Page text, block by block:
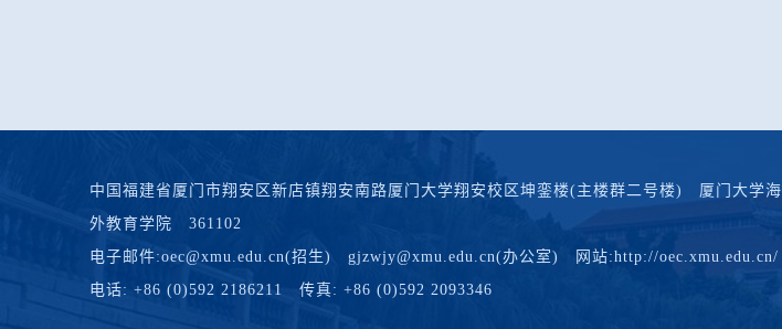
中国福建省厦门市翔安区新店镇翔安南路厦门大学翔安校区坤銮楼(主楼群二号楼) 厦门大学海
外教育学院 361102
电子邮件:oec@xmu.edu.cn(招生) gjzwjy@xmu.edu.cn(办公室) 网站:http://oec.xmu.edu.cn/
电话: +86 (0)592 2186211 传真: +86 (0)592 2093346